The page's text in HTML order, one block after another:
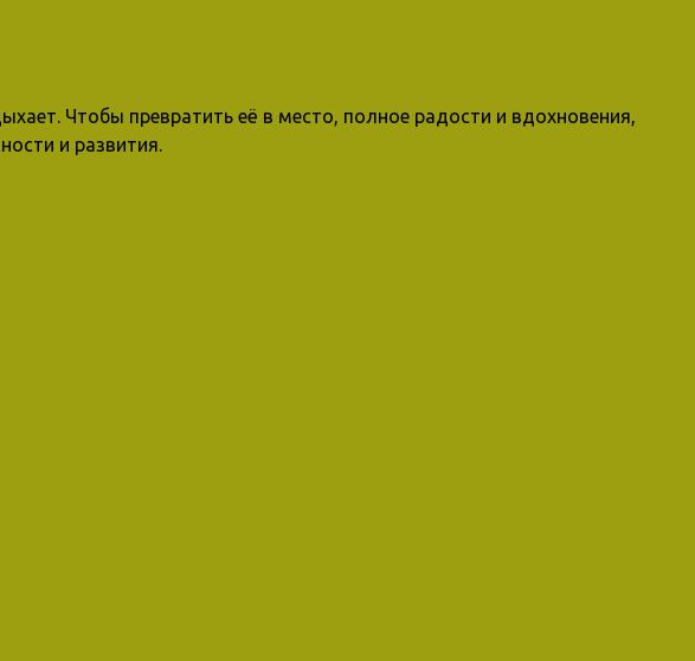
Чтобы превратить её в место, полное радости и вдохновения,
и развития.